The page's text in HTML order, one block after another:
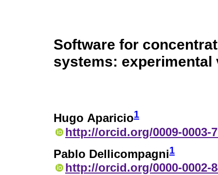
Software for
systems: experimental
Hugo Aparicio1
http://orcid.org/0009-0003-
Pablo Dellicompagni1
http://orcid.org/0000-0002-